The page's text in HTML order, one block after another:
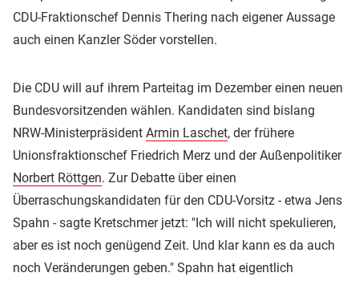
CDU-Fraktionschef Dennis Thering nach eigener Aussage
auch einen Kanzler Söder vorstellen.
Die CDU will auf ihrem Parteitag im Dezember einen neuen
Bundesvorsitzenden wählen. Kandidaten sind bislang
NRW-Ministerpräsident Armin Laschet, der frühere
Unionsfraktionschef Friedrich Merz und der Außenpolitiker
Norbert Röttgen. Zur Debatte über einen
Überraschungskandidaten für den CDU-Vorsitz - etwa Jens
Spahn - sagte Kretschmer jetzt: "Ich will nicht spekulieren,
aber es ist noch genügend Zeit. Und klar kann es da auch
noch Veränderungen geben." Spahn hat eigentlich